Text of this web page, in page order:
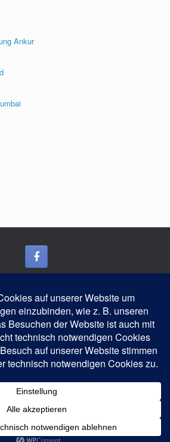
Ankur
Theme vonSiteOrigin